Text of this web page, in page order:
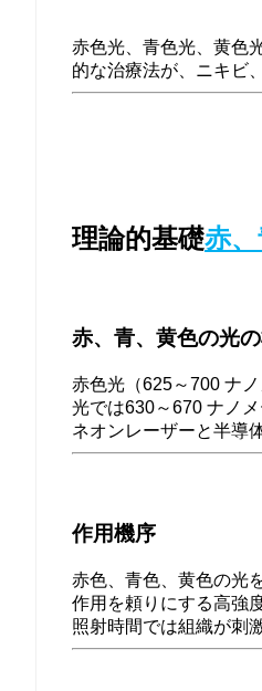
赤色光、青色光、黄色
的な治療法が、ニキビ
理論的基礎赤
赤、青、黄色の光
赤色光（625～700 ナ
光では630～670 ナノ
ネオンレーザーと半導
作用機序
赤色、青色、黄色の光
作用を頼りにする高強
照射時間では組織が刺